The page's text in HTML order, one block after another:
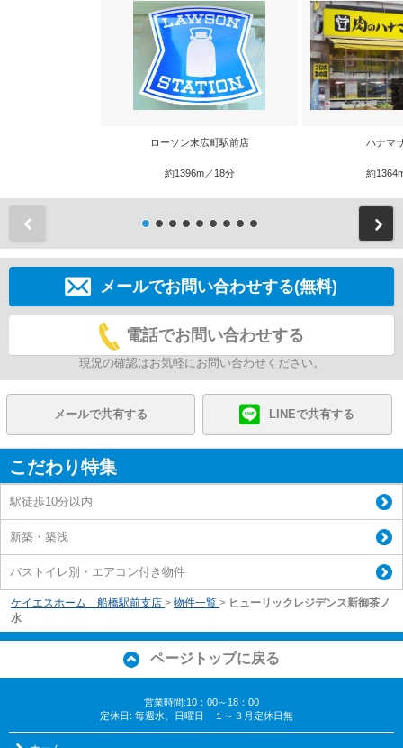
ローソン末広町駅前店
約1396m／18分
ハナマ
約
メールでお問い合わせする(無料)
電話でお問い合わせする
現況の確認はお気軽にお問い合わせください。
メールで共有する LINEで共有する
こだわり特集
駅徒歩10分以内
新築・築浅
バストイレ別・エアコン付き物件
ケイエスホーム 船橋駅前支店 > 物件一覧 > ヒューリックレジデンス新御茶ノ
水
ページトップに戻る
営業時間:10：00～18：00
定休日: 毎週水、日曜日 １～３月定休日無